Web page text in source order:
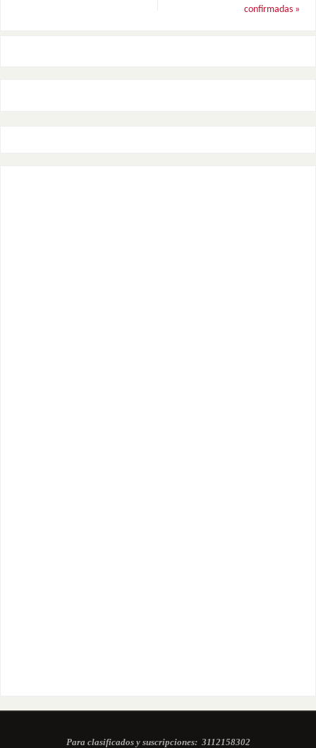
confirmadas »
Para clasificados y suscripciones: 3112158302